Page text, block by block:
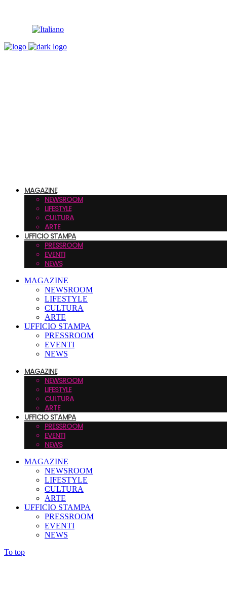
MAGAZINE
NEWSROOM
LIFESTYLE
CULTURA
ARTE
UFFICIO STAMPA
PRESSROOM
EVENTI
NEWS
MAGAZINE
NEWSROOM
LIFESTYLE
CULTURA
ARTE
UFFICIO STAMPA
PRESSROOM
EVENTI
NEWS
MAGAZINE
NEWSROOM
LIFESTYLE
CULTURA
ARTE
UFFICIO STAMPA
PRESSROOM
EVENTI
NEWS
MAGAZINE
NEWSROOM
LIFESTYLE
CULTURA
ARTE
UFFICIO STAMPA
PRESSROOM
EVENTI
NEWS
To top